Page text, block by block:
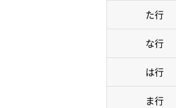
た行
な行
は行
ま行